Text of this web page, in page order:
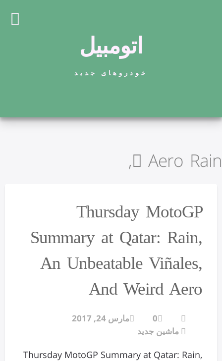
اتومبیل
خودروهای جدید
Aero Rain,
Thursday MotoGP
Summary at Qatar: Rain,
An Unbeatable Viñales,
And Weird Aero
0
مارس 24, 2017
ماشین جدید
Thursday MotoGP Summary at Qatar: Rain,